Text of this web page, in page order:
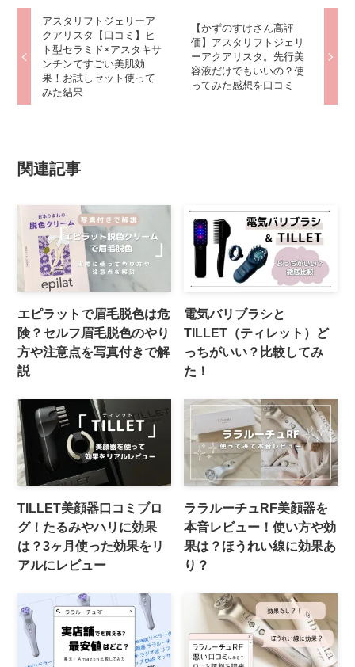
アスタリフトジェリーア
クアリスタ【口コミ】ヒ
ト型セラミド×アスタキサ
ンチンですごい美肌効
果！お試しセット使って
みた結果
【かずのすけさん高評
価】アスタリフトジェリ
ーアクアリスタ。先行美
容液だけでもいいの？使
ってみた感想を口コミ
関連記事
エピラットで眉毛脱色は危
険？セルフ眉毛脱色のやり
方や注意点を写真付きで解
説
電気バリブラシと
TILLET（ティレット）ど
っちがいい？比較してみ
た！
TILLET美顔器口コミブロ
グ！たるみやハリに効果
は？3ヶ月使った効果をリ
アルにレビュー
ララルーチュRF美顔器を
本音レビュー！使い方や効
果は？ほうれい線に効果あ
り？